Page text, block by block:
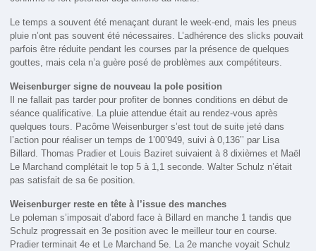
Le temps a souvent été menaçant durant le week-end, mais les pneus
pluie n’ont pas souvent été nécessaires. L’adhérence des slicks pouvait
parfois être réduite pendant les courses par la présence de quelques
gouttes, mais cela n’a guère posé de problèmes aux compétiteurs.
Weisenburger signe de nouveau la pole position
Il ne fallait pas tarder pour profiter de bonnes conditions en début de
séance qualificative. La pluie attendue était au rendez-vous après
quelques tours. Pacôme Weisenburger s’est tout de suite jeté dans
l’action pour réaliser un temps de 1’00’949, suivi à 0,136’’ par Lisa
Billard. Thomas Pradier et Louis Baziret suivaient à 8 dixièmes et Maël
Le Marchand complétait le top 5 à 1,1 seconde. Walter Schulz n’était
pas satisfait de sa 6e position.
Weisenburger reste en tête à l’issue des manches
Le poleman s’imposait d’abord face à Billard en manche 1 tandis que
Schulz progressait en 3e position avec le meilleur tour en course.
Pradier terminait 4e et Le Marchand 5e. La 2e manche voyait Schulz